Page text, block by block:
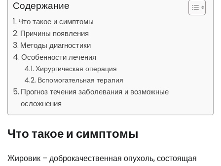
Содержание
Что такое и симптомы
Причины появления
Методы диагностики
Особенности лечения
Хирургическая операция
Вспомогательная терапия
Прогноз течения заболевания и возможные
осложнения
Что такое и симптомы
Жировик – доброкачественная опухоль, состоящая